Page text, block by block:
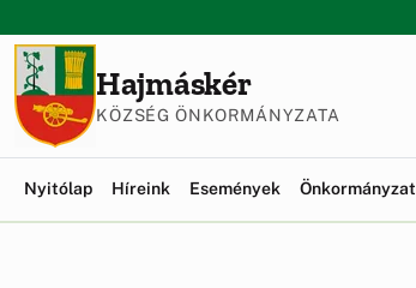
Hajmáskér
KÖZSÉG ÖNKORMÁNYZATA
Nyitólap Híreink Események Önkormányzat